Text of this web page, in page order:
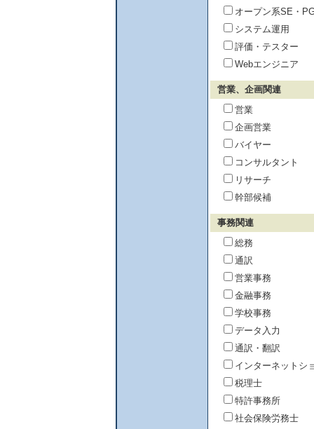
オープン系SE・
システム運用
評価・テスター
Webエンジニア
営業、企画関連
営業
企画営業
バイヤー
コンサルタント
リサーチ
幹部候補
事務関連
総務
通訳
営業事務
金融事務
学校事務
データ入力
通訳・翻訳
インターネットシ
税理士
特許事務所
社会保険労務士